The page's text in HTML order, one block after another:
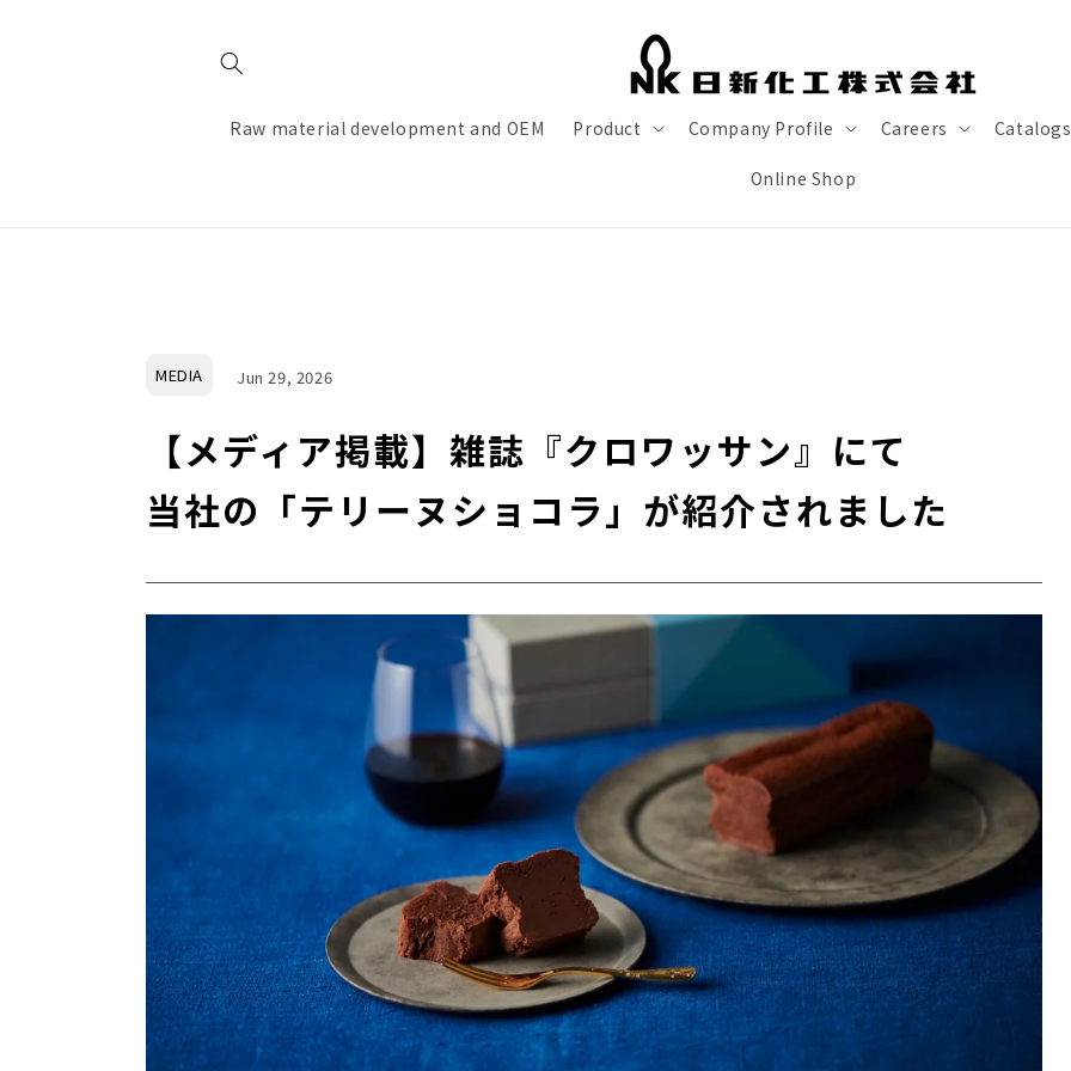
Raw material development and OEM Product Company Profile Careers
Online Shop
MEDIA Jun 29, 2026
【メディア掲載】雑誌『クロワッサン』にて
当社の「テリーヌショコラ」が紹介されました